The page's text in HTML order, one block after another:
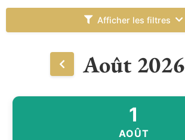
Afficher les filtres
Août 2026
1
AOÛT